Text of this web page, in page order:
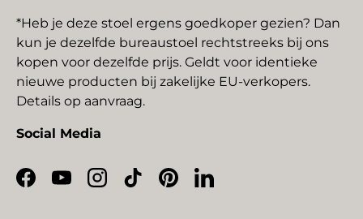
*Heb je deze stoel ergens goedkoper gezien? Dan
kun je dezelfde bureaustoel rechtstreeks bij ons
kopen voor dezelfde prijs. Geldt voor identieke
nieuwe producten bij zakelijke EU-verkopers.
Details op aanvraag.
Social Media
Facebook
YouTubeInstagram
TikTokPinterestLinkedIn